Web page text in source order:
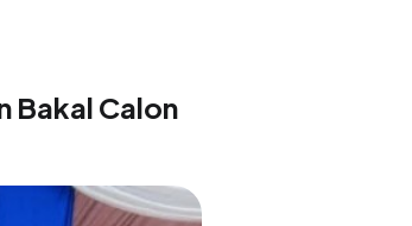
Bakal Calon